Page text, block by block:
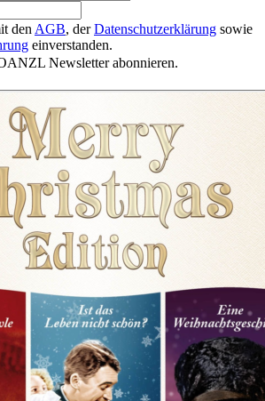
den AGB, derDatenschutzerklärung sowie
einverstanden.
Newsletter abonnieren.